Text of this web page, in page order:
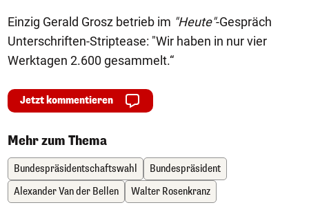
Einzig Gerald Grosz betrieb im "Heute"-Gespräch
Unterschriften-Striptease: "Wir haben in nur vier
Werktagen 2.600 gesammelt.“
Jetzt kommentieren
Mehr zum Thema
Bundespräsidentschaftswahl
Bundespräsident
Alexander Van der Bellen
Walter Rosenkranz